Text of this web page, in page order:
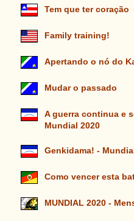
Tem que ter coração
Family training!
Apertando o nó do
Mudar o passado
A guerra continua e
Mundial 2020
Genkidama! -
Como vencer esta
MUNDIAL 2020 -